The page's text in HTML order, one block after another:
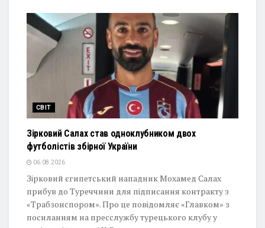
СВІТ
Зірковий Салах став одноклубником двох
футболістів збірної України
06.08.2026
Зірковий єгипетський нападник Мохамед Салах
прибув до Туреччини для підписання контракту з
«Трабзонспором». Про це повідомляє «Главком» з
посиланням на пресслужбу турецького клубу у